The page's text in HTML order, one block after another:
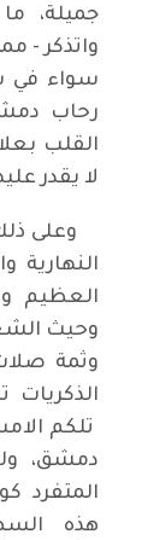
جميلة،
واتذكر -
سواء في
رحاب
القلب
لا يقدر
وعلى
النهارية
العظيم
وحيث
وثمة
تلكم
دمشق،
المتفرد
هذه